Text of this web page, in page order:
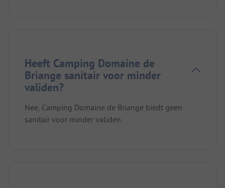
Heeft Camping Domaine de
Briange sanitair voor minder
validen?
Nee, Camping Domaine de Briange biedt geen
sanitair voor minder validen.